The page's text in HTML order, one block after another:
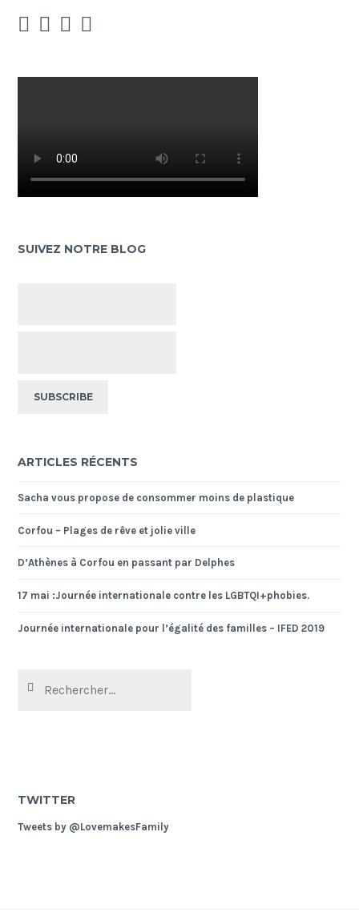
SUIVEZ NOTRE BLOG
ARTICLES RÉCENTS
Sacha vous propose de consommer moins de plastique
Corfou – Plages de rêve et jolie ville
D’Athènes à Corfou en passant par Delphes
17 mai :Journée internationale contre les LGBTQI+phobies.
Journée internationale pour l’égalité des familles – IFED 2019
TWITTER
Tweets by @LovemakesFamily